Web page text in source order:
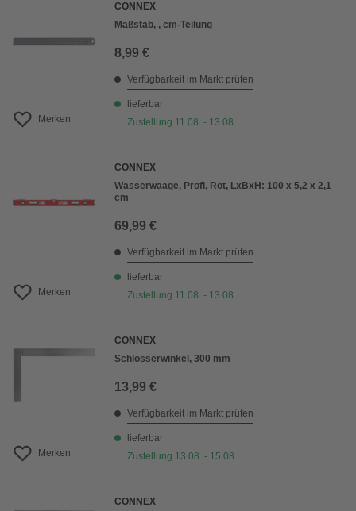
Merken
CONNEX
Maßstab, , cm-Teilung
8,99 €
Verfügbarkeit im Markt prüfen
lieferbar
Zustellung 11.08. - 13.08.
Merken
CONNEX
Wasserwaage, Profi, Rot, LxBxH: 100 x 5,2 x 2,1
cm
69,99 €
Verfügbarkeit im Markt prüfen
lieferbar
Zustellung 11.08. - 13.08.
Merken
CONNEX
Schlosserwinkel, 300 mm
13,99 €
Verfügbarkeit im Markt prüfen
lieferbar
Zustellung 13.08. - 15.08.
CONNEX